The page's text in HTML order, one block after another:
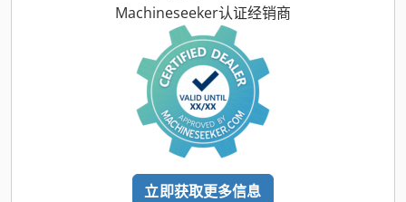
Machineseeker认证经销商
立即获取更多信息